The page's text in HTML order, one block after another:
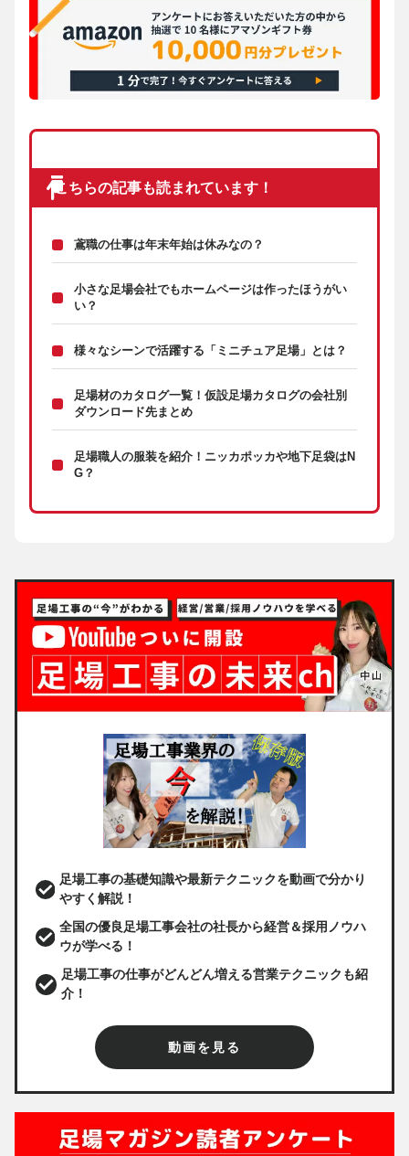
こちらの記事も読まれています！
鳶職の仕事は年末年始は休みなの？
小さな足場会社でもホームページは作ったほうがい
い？
様々なシーンで活躍する「ミニチュア足場」とは？
足場材のカタログ一覧！仮設足場カタログの会社別
ダウンロード先まとめ
足場職人の服装を紹介！ニッカポッカや地下足袋はN
G？
足場工事の基礎知識や最新テクニックを動画で分かり
やすく解説！
全国の優良足場工事会社の社長から経営＆採用ノウハ
ウが学べる！
足場工事の仕事がどんどん増える営業テクニックも紹
介！
動画を見る